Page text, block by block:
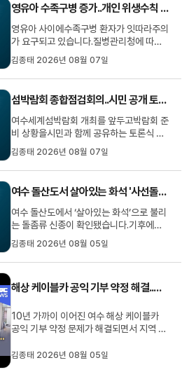
는 핵심 계기가 될 것이라는 섬 지자체들의
공감대에서 비롯됐습니다.20...
영유아 수족구병 증가..개인 위생수칙 준수 당부
영유아 사이에수족구병 환자가 잇따라주의
가 요구되고 있습니다.질병관리청에 따르
면최근 수족구병 의심 환자가12주간 33배
늘었으며6세 이하 영유아의 의심환자 비율
도외래환자 천명 당 48.3명에 이르고 있
등영유아가 주로 이용하는 시설에서발생
비율이 높은 것으로 나타났습니다....
김종태 2026년 08월 07일
섬박람회 종합점검회의..시민 공개 토론회 형식 개최
여수세계섬박람회 개최를 앞두고박람회 준
비 상황을시민과 함께 공유하는 토론식 회
의가 열렸습니다.여수시는 오늘시청 동백
실에서섬 박람회조직위원회와 지원단이 참
석한 가운데섬 박람회 종합 점검회의를 갖
했습니다여수시는 이번 회의를기존 보고
방식에서 벗어나토론 중심으로 ...
김종태 2026년 08월 07일
여수 돌산도서 살아있는 화석 '사선돌좀' 확인
여수 돌산도에서 ‘살아있는 화석’으로 불리
는 돌좀류 신종이 확인됐습니다.기후에너
지환경부 산하 국립호남권생물자원관은 돌
산도 금오산 일대에서 확보한 표본을 분류
학적으로 연구한 결과, 한반도 돌좀류 13
습니다.한반도 돌좀류 목록에 신종이 추가
김종태 2026년 08월 05일
해상 케이블카 공익 기부 약정 해결..장학 사업 탄력
10년 가까이 이어진 여수 해상 케이블카
공익 기부 약정 문제가 해결되면서 지역 장
재 육성장학회에 따르면 지난해 12월 체결
김종태 2026년 08월 05일